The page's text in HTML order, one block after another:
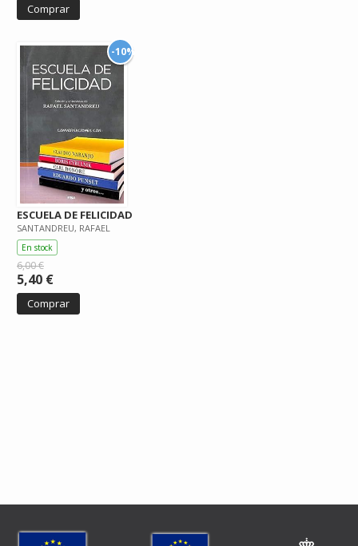
Comprar
-10%
ESCUELA DE FELICIDAD
SANTANDREU, RAFAEL
En stock
6,00 €
5,40 €
Comprar